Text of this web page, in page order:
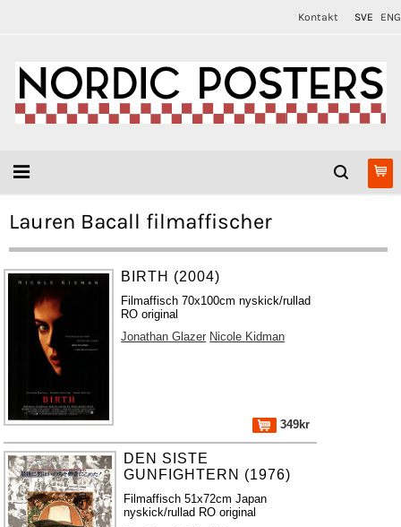
Kontakt SVE ENG
Lauren Bacall filmaffischer
BIRTH (2004)
Filmaffisch 70x100cm nyskick/rullad
RO original
Jonathan Glazer Nicole Kidman
349kr
DEN SISTE
GUNFIGHTERN (1976)
Filmaffisch 51x72cm Japan
nyskick/rullad RO original